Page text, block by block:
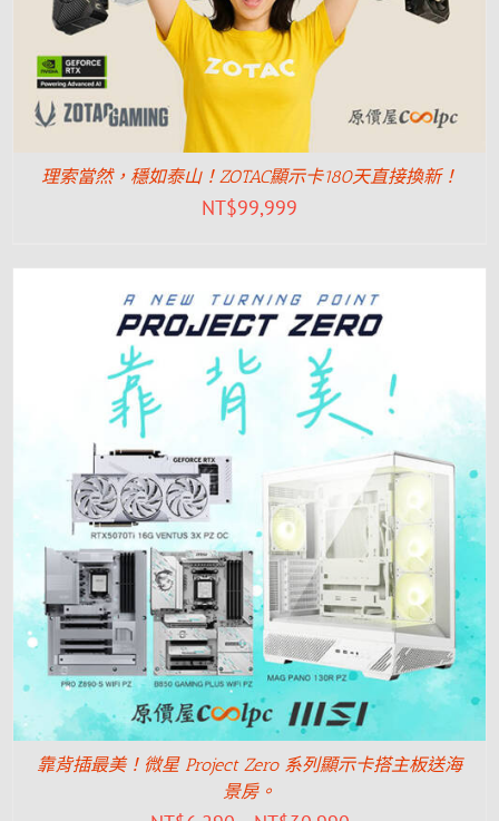
理索當然，穩如泰山！ZOTAC顯示卡180天直接換新！
NT$99,999
靠背插最美！微星 Project Zero 系列顯示卡搭主板送海
景房。